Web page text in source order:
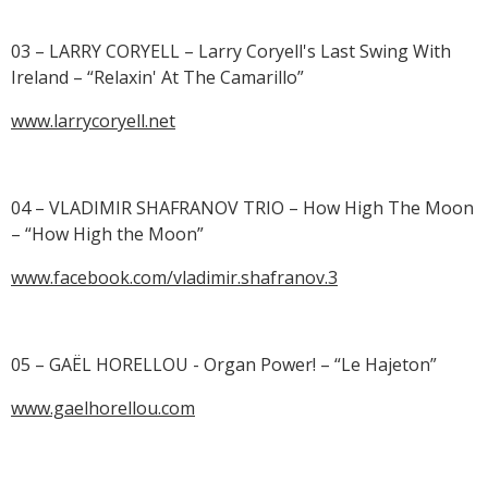
03 – LARRY CORYELL – Larry Coryell's Last Swing With
Ireland – “Relaxin' At The Camarillo”
www.larrycoryell.net
04 – VLADIMIR SHAFRANOV TRIO – How High The Moon
– “How High the Moon”
www.facebook.com/vladimir.shafranov.3
05 – GAËL HORELLOU - Organ Power! – “Le Hajeton”
www.gaelhorellou.com